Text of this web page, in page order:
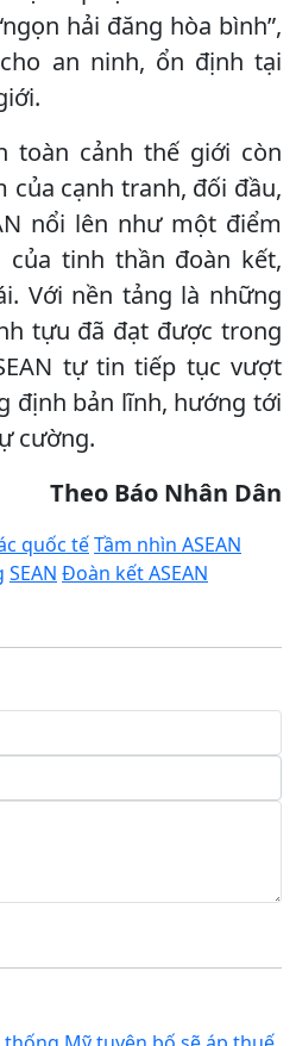
hải đăng hòa bình”,
an ninh, ổn định tại
toàn cảnh thế giới còn
của cạnh tranh, đối đầu,
nổi lên như một điểm
của tinh thần đoàn kết,
Với nền tảng là những
tựu đã đạt được trong
tự tin tiếp tục vượt
định bản lĩnh, hướng tới
cường.
Theo Báo Nhân Dân
quốc tếTầm nhìn ASEAN
SEAN Đoàn kết ASEAN